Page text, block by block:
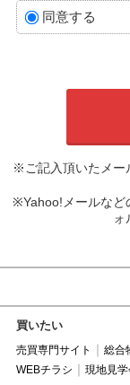
同意する
※ご記入頂いたメー
※Yahoo!メールなど
ォ
買いたい
売買専門サイト 総合
WEBチラシ
現地見